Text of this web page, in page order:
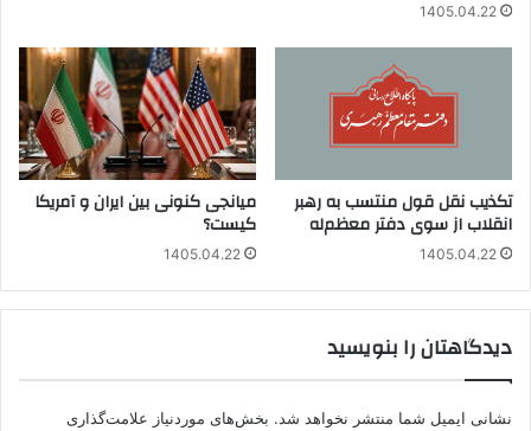
1405.04.22
تکذیب نقل قول منتسب به رهبر
انقلاب از سوی دفتر معظم‌له
1405.04.22
میانجی کنونی بین ایران و آمریکا
کیست؟
1405.04.22
دیدگاهتان را بنویسید
نشانی ایمیل شما منتشر نخواهد شد. بخش‌های موردنیاز علامت‌گذاری